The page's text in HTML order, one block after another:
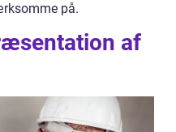
på.
af